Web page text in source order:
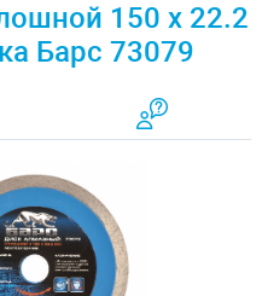
150 х 22.2
Барс 73079